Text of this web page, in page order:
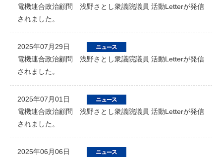
電機連合政治顧問 浅野さとし衆議院議員 活動Letterが発信
されました。
2025年07月29日
電機連合政治顧問 浅野さとし衆議院議員 活動Letterが発信
されました。
2025年07月01日
電機連合政治顧問 浅野さとし衆議院議員 活動Letterが発信
されました。
2025年06月06日